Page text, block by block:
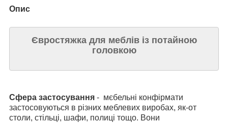
Опис
Євростяжка для меблів із потайною
головкою
Сфера застосування - мєбельні конфірмати
застосовуються в різних меблевих виробах, як-от
столи, стільці, шафи, полиці тощо. Вони